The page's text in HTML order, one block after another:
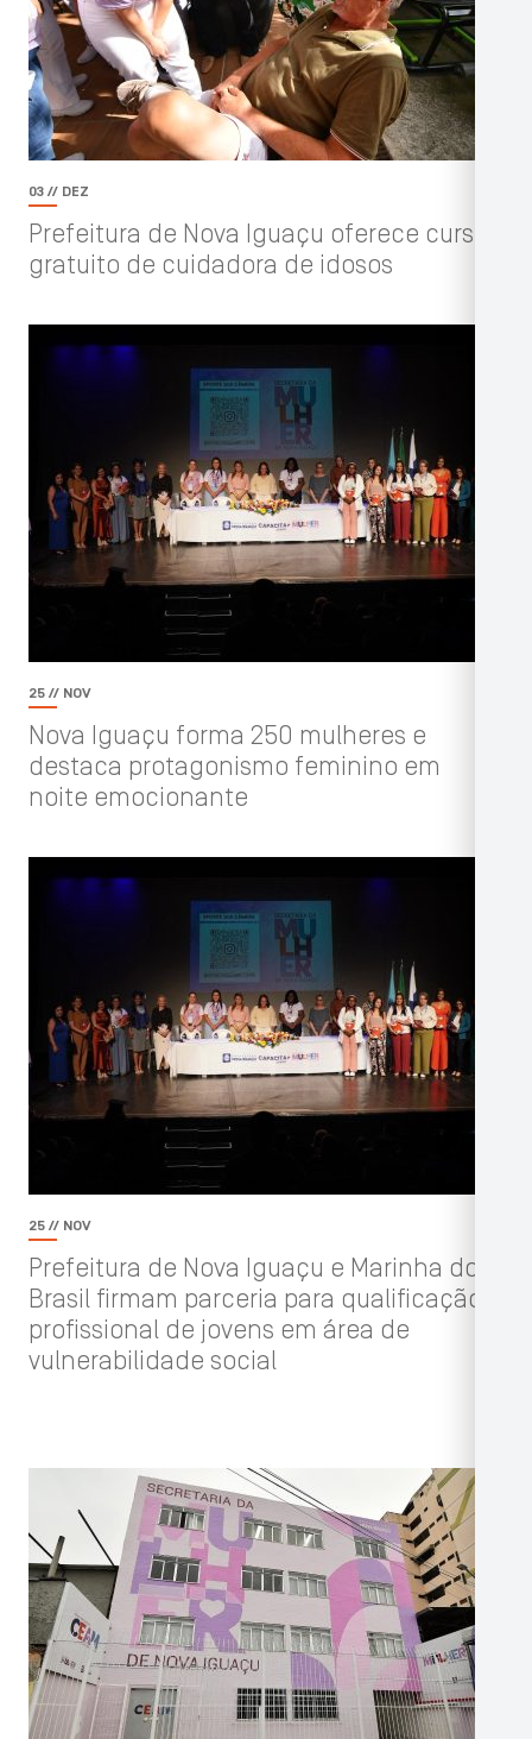
03 // DEZ
Prefeitura de Nova Iguaçu oferece curso
gratuito de cuidadora de idosos
25 // NOV
Nova Iguaçu forma 250 mulheres e
destaca protagonismo feminino em
noite emocionante
25 // NOV
Prefeitura de Nova Iguaçu e Marinha do
Brasil firmam parceria para qualificação
profissional de jovens em área de
vulnerabilidade social